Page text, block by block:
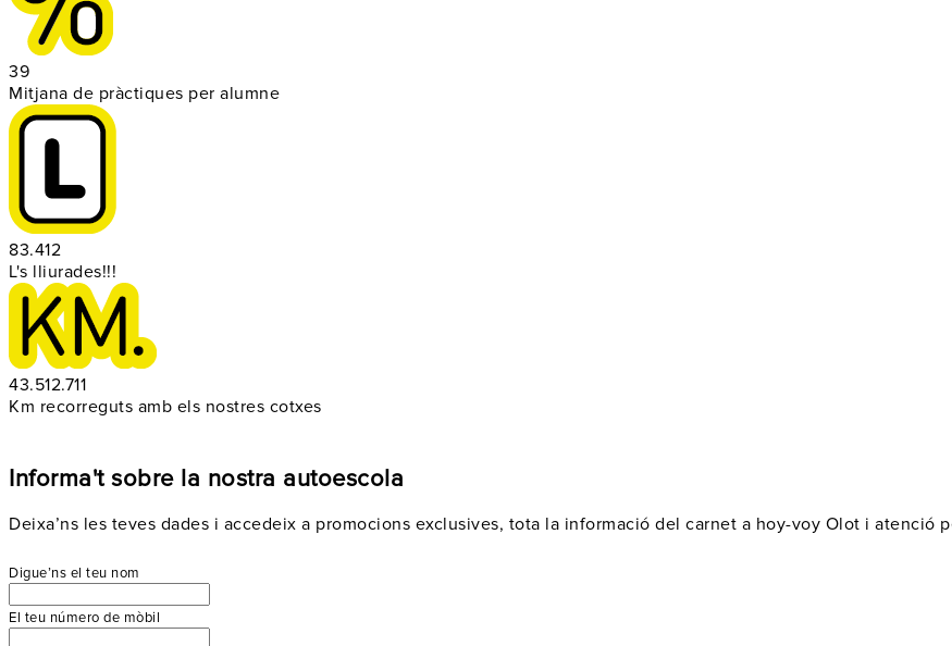
39
Mitjana de pràctiques per alumne
83.412
L's lliurades!!!
43.512.711
Km recorreguts amb els nostres cotxes
Informa't sobre la nostra autoescola
Deixa’ns les teves dades i accedeix a promocions exclusives, tota la informació del carnet a hoy-voy Olot i atenció
Digue’ns el teu nom
El teu número de mòbil